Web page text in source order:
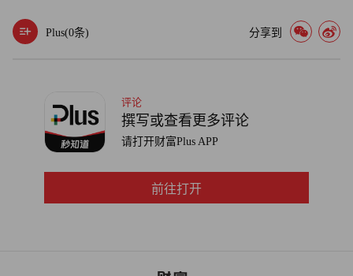
Plus(0条) 分享到
评论
撰写或查看更多评论
请打开财富Plus APP
前往打开